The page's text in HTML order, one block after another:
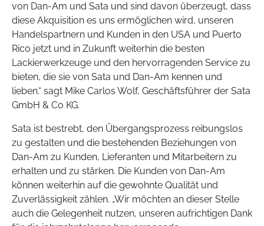
von Dan-Am und Sata und sind davon überzeugt, dass
diese Akquisition es uns ermöglichen wird, unseren
Handelspartnern und Kunden in den USA und Puerto
Rico jetzt und in Zukunft weiterhin die besten
Lackierwerkzeuge und den hervorragenden Service zu
bieten, die sie von Sata und Dan-Am kennen und
lieben.“ sagt Mike Carlos Wolf, Geschäftsführer der Sata
GmbH & Co KG.
Sata ist bestrebt, den Übergangsprozess reibungslos
zu gestalten und die bestehenden Beziehungen von
Dan-Am zu Kunden, Lieferanten und Mitarbeitern zu
erhalten und zu stärken. Die Kunden von Dan-Am
können weiterhin auf die gewohnte Qualität und
Zuverlässigkeit zählen. „Wir möchten an dieser Stelle
auch die Gelegenheit nutzen, unseren aufrichtigen Dank